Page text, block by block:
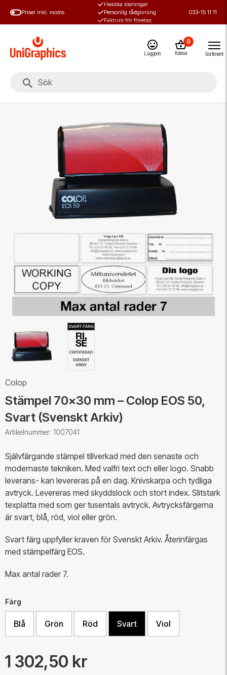
Priser inkl. moms
Flexibla lösningar
Personlig rådgivning
Faktura för företag
033-15 11 11
Logga in
0
Kassa Sortiment
Colop
Stämpel 70x30 mm – Colop EOS 50,
Svart (Svenskt Arkiv)
Artikelnummer: 1007041
Självfärgande stämpel tillverkad med den senaste och
modernaste tekniken. Med valfri text och eller logo. Snabb
leverans- kan levereras på en dag. Knivskarpa och tydliga
avtryck. Levereras med skyddslock och stort index. Slitstark
texplatta med som ger tusentals avtryck. Avtrycksfärgerna
är svart, blå, röd, viol eller grön.
​Svart färg uppfyller kraven för Svenskt Arkiv. Återinfärgas
med stämpelfärg EOS.
Max antal rader 7.
Färg
Blå Grön Röd Svart Viol
1 302,50 kr